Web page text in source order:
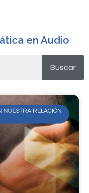
en Audio
Buscar
NUESTRA RELACIÓN